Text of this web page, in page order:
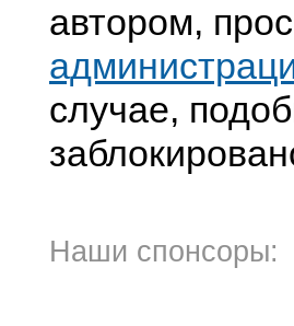
автором,
случае,
Наши спонсоры: